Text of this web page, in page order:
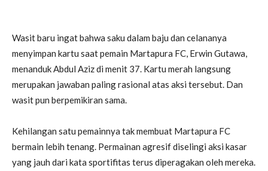
Wasit baru ingat bahwa saku dalam baju dan celananya
menyimpan kartu saat pemain Martapura FC, Erwin Gutawa,
menanduk Abdul Aziz di menit 37. Kartu merah langsung
merupakan jawaban paling rasional atas aksi tersebut. Dan
wasit pun berpemikiran sama.
Kehilangan satu pemainnya tak membuat Martapura FC
bermain lebih tenang. Permainan agresif diselingi aksi kasar
yang jauh dari kata sportifitas terus diperagakan oleh mereka.